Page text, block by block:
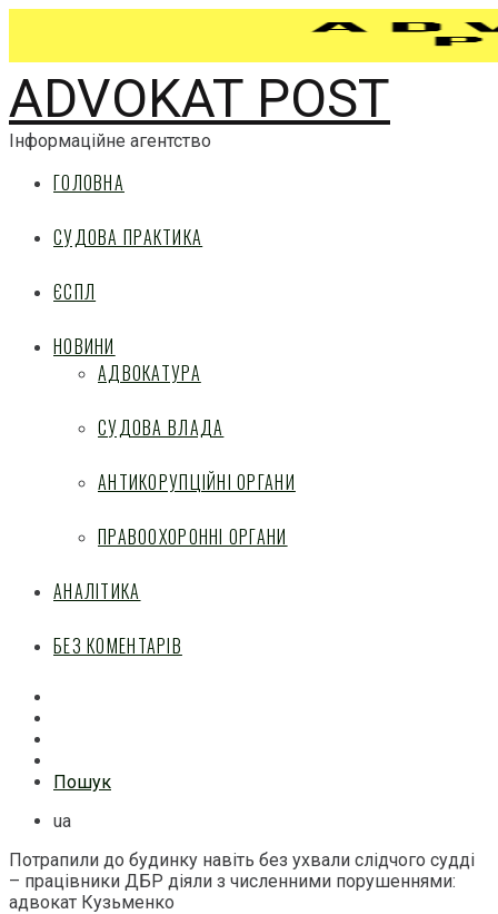
ADVOKAT POST
Інформаційне агентство
ГОЛОВНА
СУДОВА ПРАКТИКА
ЄСПЛ
НОВИНИ
АДВОКАТУРА
СУДОВА ВЛАДА
АНТИКОРУПЦІЙНІ ОРГАНИ
ПРАВООХОРОННІ ОРГАНИ
АНАЛІТИКА
БЕЗ КОМЕНТАРІВ
Пошук
ua
Потрапили до будинку навіть без ухвали слідчого судді
– працівники ДБР діяли з численними порушеннями:
адвокат Кузьменко